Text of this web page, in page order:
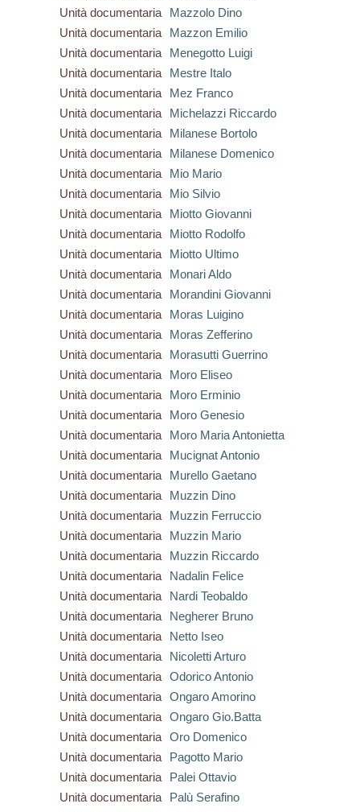
Unità documentaria
Mazzolo Dino
Unità documentaria
Mazzon Emilio
Unità documentaria
Menegotto Luigi
Unità documentaria
Mestre Italo
Unità documentaria
Mez Franco
Unità documentaria
Michelazzi Riccardo
Unità documentaria
Milanese Bortolo
Unità documentaria
Milanese Domenico
Unità documentaria
Mio Mario
Unità documentaria
Mio Silvio
Unità documentaria
Miotto Giovanni
Unità documentaria
Miotto Rodolfo
Unità documentaria
Miotto Ultimo
Unità documentaria
Monari Aldo
Unità documentaria
Morandini Giovanni
Unità documentaria
Moras Luigino
Unità documentaria
Moras Zefferino
Unità documentaria
Morasutti Guerrino
Unità documentaria
Moro Eliseo
Unità documentaria
Moro Erminio
Unità documentaria
Moro Genesio
Unità documentaria
Moro Maria Antonietta
Unità documentaria
Mucignat Antonio
Unità documentaria
Murello Gaetano
Unità documentaria
Muzzin Dino
Unità documentaria
Muzzin Ferruccio
Unità documentaria
Muzzin Mario
Unità documentaria
Muzzin Riccardo
Unità documentaria
Nadalin Felice
Unità documentaria
Nardi Teobaldo
Unità documentaria
Negherer Bruno
Unità documentaria
Netto Iseo
Unità documentaria
Nicoletti Arturo
Unità documentaria
Odorico Antonio
Unità documentaria
Ongaro Amorino
Unità documentaria
Ongaro Gio.Batta
Unità documentaria
Oro Domenico
Unità documentaria
Pagotto Mario
Unità documentaria
Palei Ottavio
Unità documentaria
Palù Serafino